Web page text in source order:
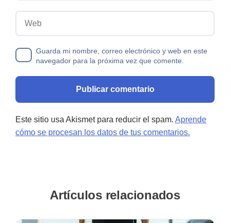
Guarda mi nombre, correo electrónico y web en este
navegador para la próxima vez que comente.
Este sitio usa Akismet para reducir el spam. Aprende
cómo se procesan los datos de tus comentarios.
Artículos relacionados